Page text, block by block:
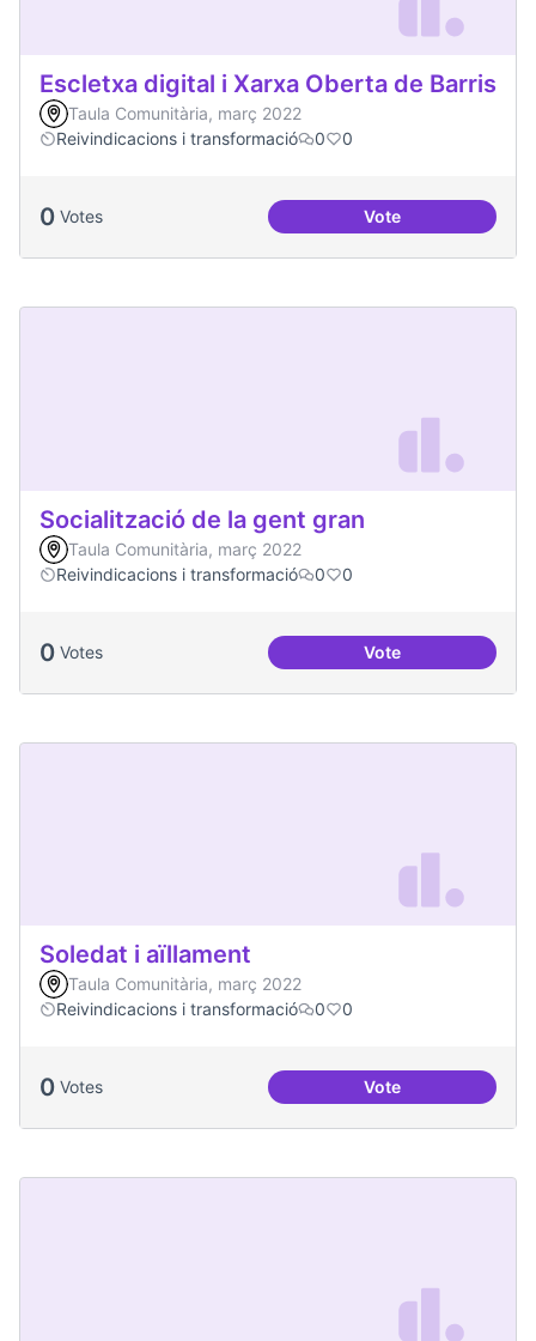
Escletxa digital i Xarxa Oberta de Barris
Taula Comunitària, març 2022
Reivindicacions i transformació
0 0
0 Votes VoteEscletxa digital i
Socialització de la gent gran
Taula Comunitària, març 2022
Reivindicacions i transformació
0 0
0 Votes VoteSocialització de la
Soledat i aïllament
Taula Comunitària, març 2022
Reivindicacions i transformació
0 0
0 Votes VoteSoledat i aïllament